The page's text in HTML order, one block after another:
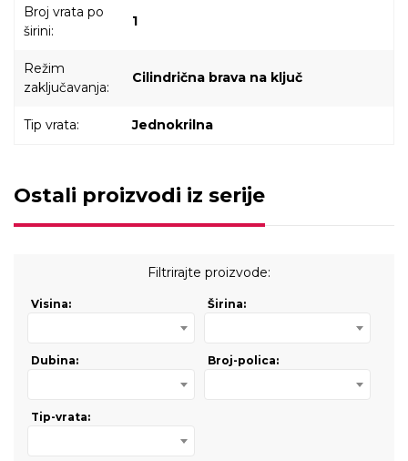
Broj vrata po
širini:
1
Režim
zaključavanja:
Cilindrična brava na ključ
Tip vrata: Jednokrilna
Ostali proizvodi iz serije
Filtrirajte proizvode:
Visina: Širina:
Dubina: Broj-polica:
Tip-vrata: